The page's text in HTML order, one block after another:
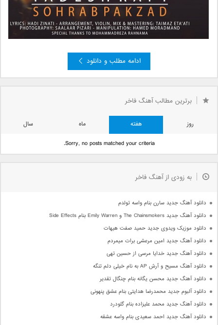
ادامه مطلب و دانلود
برترین مطالب آهنگ فاخر
روز هفته ماه
سال
Sorry, no posts matched your criteria.
به زودی از آهنگ فاخر
دانلود آهنگ جدید سارن بنام واسه تولدم
دانلود آهنگ جدید The Chainsmokers و Emily Warren بنام Side Effects
دانلود موزیک ویدوی جدید حمید صفت هیهات
دانلود آهنگ جدید امین مرعشی برات میمردم
دانلود آهنگ جدید خدایا مرسی از حسین تهی
دانلود آهنگ مسیح و آرش AP به نام خیلی دلم تنگه
دانلود آهنگ جدید محسن یگانه بنام چنگال تقدیر
دانلود آلبوم جدید محمدرضا هدایتی بنام عشق پنهونی
دانلود آهنگ جدید محمد علیزاده بنام گلودرد
دانلود آهنگ جدید احمد سعیدی بنام واسه عشقه